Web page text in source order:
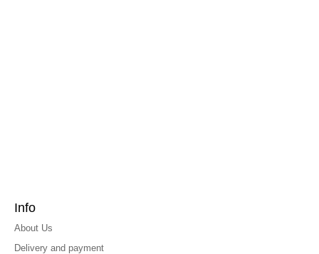
Info
About Us
Delivery and payment